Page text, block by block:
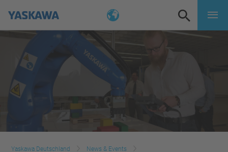
Yaskawa Deutschland
News & Events